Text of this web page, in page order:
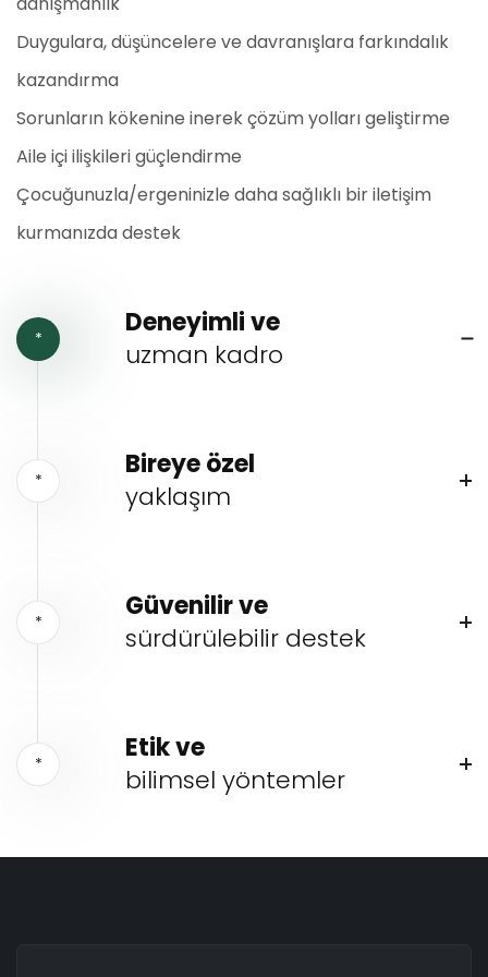
Duygulara, düşüncelere ve davranışlara farkındalık
kazandırma
Sorunların kökenine inerek çözüm yolları geliştirme
Aile içi ilişkileri güçlendirme
Çocuğunuzla/ergeninizle daha sağlıklı bir iletişim
kurmanızda destek
*
Deneyimli ve
uzman kadro
*
Bireye özel
yaklaşım
*
Güvenilir ve
sürdürülebilir destek
*
Etik ve
bilimsel yöntemler